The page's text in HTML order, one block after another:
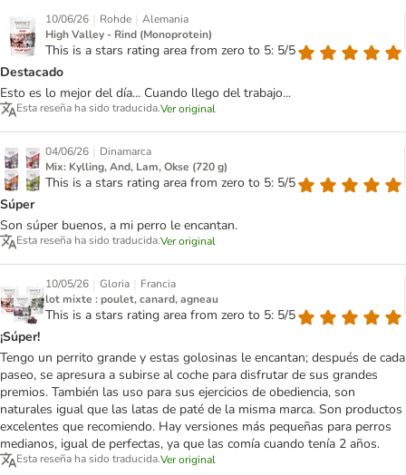
10/06/26 | Rohde | Alemania
High Valley - Rind (Monoprotein)
This is a stars rating area from zero to 5: 5/5
Destacado
Esto es lo mejor del día... Cuando llego del trabajo...
Esta reseña ha sido traducida.Ver original
04/06/26 | Dinamarca
Mix: Kylling, And, Lam, Okse (720 g)
This is a stars rating area from zero to 5: 5/5
Súper
Son súper buenos, a mi perro le encantan.
Esta reseña ha sido traducida.Ver original
10/05/26 | Gloria | Francia
lot mixte : poulet, canard, agneau
This is a stars rating area from zero to 5: 5/5
¡Súper!
Tengo un perrito grande y estas golosinas le encantan; después de cada
paseo, se apresura a subirse al coche para disfrutar de sus grandes
premios. También las uso para sus ejercicios de obediencia, son
naturales igual que las latas de paté de la misma marca. Son productos
excelentes que recomiendo. Hay versiones más pequeñas para perros
medianos, igual de perfectas, ya que las comía cuando tenía 2 años.
Esta reseña ha sido traducida.Ver original